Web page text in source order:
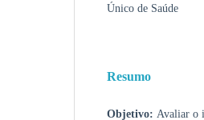
Único de Saúde
Resumo
Objetivo: Avaliar o